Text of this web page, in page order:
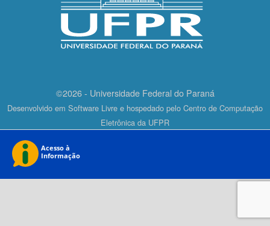
©2026 - Universidade Federal do Paraná
Desenvolvido em Software Livre e hospedado pelo Centro de Computação
Eletrônica da UFPR